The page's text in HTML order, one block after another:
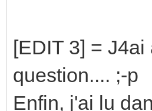
[EDIT 3] =
question.... ;-p
Enfin, j'ai lu